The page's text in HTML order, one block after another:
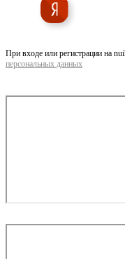
При входе или регистрации на
персональных данных